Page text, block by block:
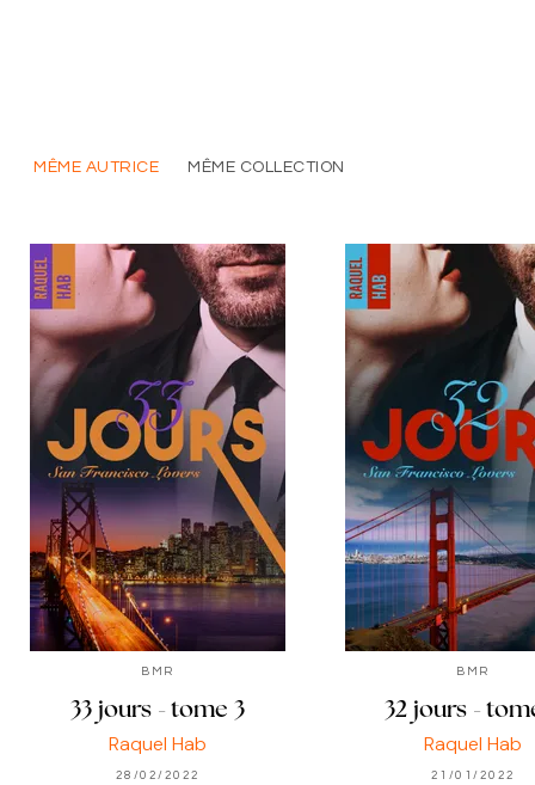
MÊME AUTRICE MÊME COLLECTION
BMR
33 jours - tome 3
Raquel Hab
28/02/2022
BMR
32 jours -
Raquel Hab
21/01/2022